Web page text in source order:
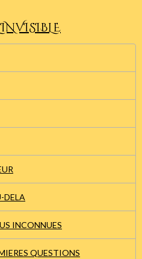
DELA
INCONNUES
QUESTIONS